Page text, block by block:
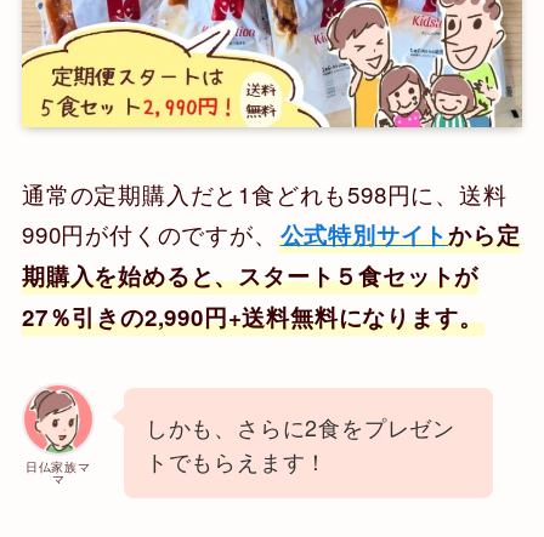
通常の定期購入だと1食どれも598円に、送料
990円が付くのですが、 公式特別サイトから定
期購入を始めると、スタート５食セットが
27％引きの2,990円+送料無料になります。
日仏家族マ
マ
しかも、さらに2食をプレゼン
トでもらえます！